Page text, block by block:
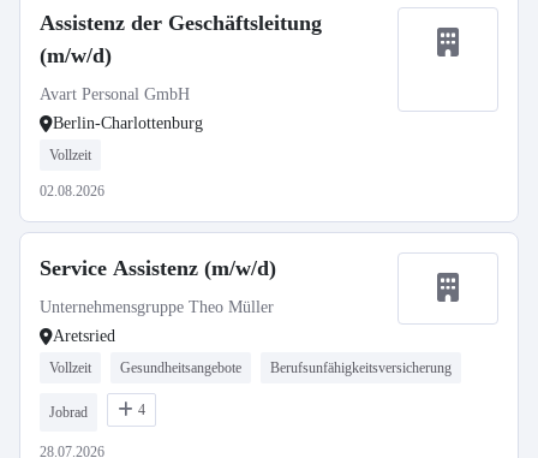
Assistenz der Geschäftsleitung
(m/w/d)
Avart Personal GmbH
Berlin-Charlottenburg
Vollzeit
02.08.2026
Service Assistenz (m/w/d)
Unternehmensgruppe Theo Müller
Aretsried
Vollzeit Gesundheitsangebote Berufsunfähigkeitsversicherung
Jobrad 4
28.07.2026